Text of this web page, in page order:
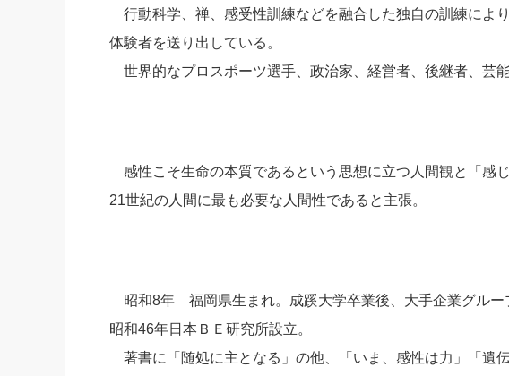
行動科学、禅、感受性訓練などを融合した独自の訓練によ
体験者を送り出している。
世界的なプロスポーツ選手、政治家、経営者、後継者、芸
感性こそ生命の本質であるという思想に立つ人間観と「感
21世紀の人間に最も必要な人間性であると主張。
昭和8年 福岡県生まれ。成蹊大学卒業後、大手企業グルー
昭和46年日本ＢＥ研究所設立。
著書に「随処に主となる」の他、「いま、感性は力」「遺